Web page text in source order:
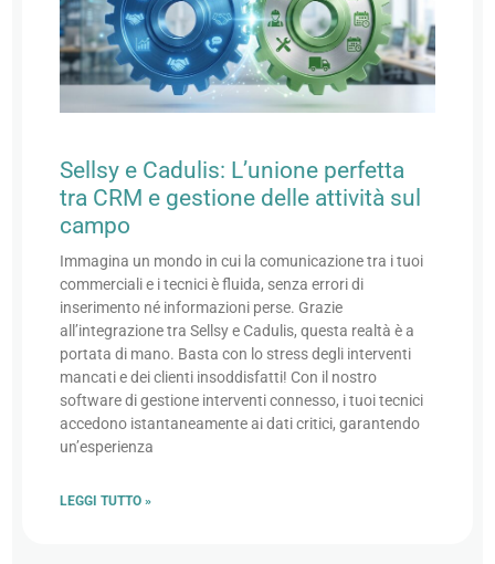
Sellsy e Cadulis: L’unione perfetta
tra CRM e gestione delle attività sul
campo
Immagina un mondo in cui la comunicazione tra i tuoi
commerciali e i tecnici è fluida, senza errori di
inserimento né informazioni perse. Grazie
all’integrazione tra Sellsy e Cadulis, questa realtà è a
portata di mano. Basta con lo stress degli interventi
mancati e dei clienti insoddisfatti! Con il nostro
software di gestione interventi connesso, i tuoi tecnici
accedono istantaneamente ai dati critici, garantendo
un’esperienza
LEGGI TUTTO »